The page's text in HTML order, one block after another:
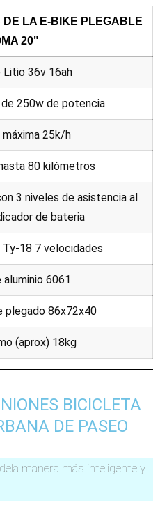
DE LA E-BIKE PLEGABLE
20"
Litio 36v 16ah
250w de potencia
25k/h
80 kilómetros
3 niveles de asistencia al
de bateria
Ty-18 7 velocidades
aluminio 6061
plegado 86x72x40
(aprox) 18kg
BICICLETA
DE PASEO
manera más inteligente y